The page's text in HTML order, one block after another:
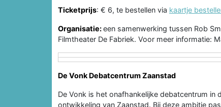
Ticketprijs: € 6, te bestellen via kaartje
Organisatie:een samenwerking tussen Rob
Filmtheater De Fabriek. Voor meer informatie:
De Vonk Debatcentrum Zaanstad
De Vonk is het onafhankelijke debatcentrum in
ontwikkeling van Zaanstad. Bij deze ambitie